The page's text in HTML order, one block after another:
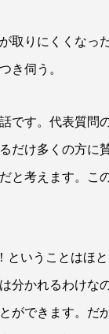
取りにくくなっ
き伺う。
です。代表質問
だけ多くの方に
と考えます。こ
いうことはほ
分かれるわけな
ができます。だ